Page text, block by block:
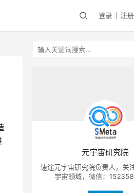
登录 注册
元宇宙研究院
速途元宇宙研究院负责人，关
宇宙领域，微信：